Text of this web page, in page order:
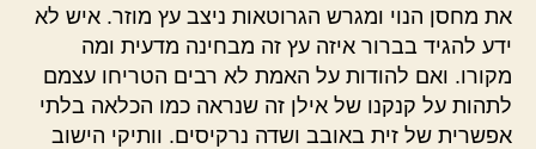
את מחסן הנוי ומגרש הגרוטאות ניצב עץ מוזר. איש לא
ידע להגיד בברור איזה עץ זה מבחינה מדעית ומה
מקורו. ואם להודות על האמת לא רבים הטריחו עצמם
לתהות על קנקנו של אילן זה שנראה כמו הכלאה בלתי
אפשרית של זית באובב ושדה נרקיסים. וותיקי הישוב